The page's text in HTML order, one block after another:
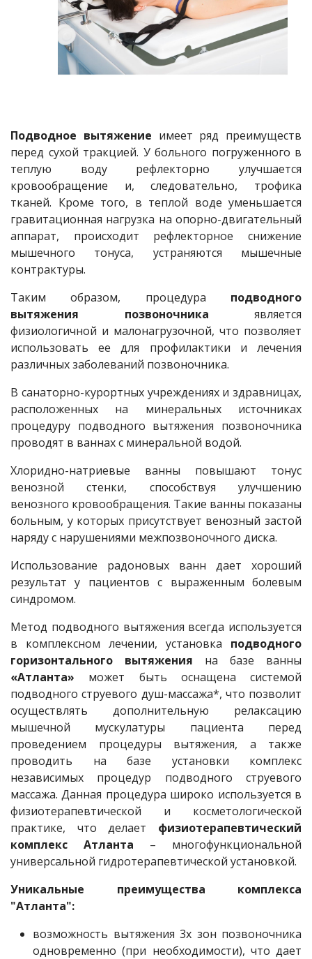
Подводное вытяжение имеет ряд преимуществ
перед сухой тракцией. У больного погруженного в
теплую воду рефлекторно улучшается
кровообращение и, следовательно, трофика
тканей. Кроме того, в теплой воде уменьшается
гравитационная нагрузка на опорно-двигательный
аппарат, происходит рефлекторное снижение
мышечного тонуса, устраняются мышечные
контрактуры.
Таким образом, процедура подводного
вытяжения позвоночника является
физиологичной и малонагрузочной, что позволяет
использовать ее для профилактики и лечения
различных заболеваний позвоночника.
В санаторно-курортных учреждениях и здравницах,
расположенных на минеральных источниках
процедуру подводного вытяжения позвоночника
проводят в ваннах с минеральной водой.
Хлоридно-натриевые ванны повышают тонус
венозной стенки, способствуя улучшению
венозного кровообращения. Такие ванны показаны
больным, у которых присутствует венозный застой
наряду с нарушениями межпозвоночного диска.
Использование радоновых ванн дает хороший
результат у пациентов с выраженным болевым
синдромом.
Метод подводного вытяжения всегда используется
в комплексном лечении, установка подводного
горизонтального вытяжения на базе ванны
«Атланта» может быть оснащена системой
подводного струевого душ-массажа*, что позволит
осуществлять дополнительную релаксацию
мышечной мускулатуры пациента перед
проведением процедуры вытяжения, а также
проводить на базе установки комплекс
независимых процедур подводного струевого
массажа. Данная процедура широко используется в
физиотерапевтической и косметологической
практике, что делает физиотерапевтический
комплекс Атланта – многофункциональной
универсальной гидротерапевтической установкой.
Уникальные преимущества комплекса
"Атланта":
возможность вытяжения 3х зон позвоночника
одновременно (при необходимости), что дает